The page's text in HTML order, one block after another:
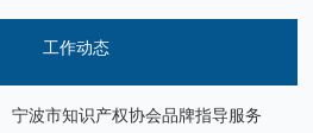
工作动态
宁波市知识产权协会品牌指导服务